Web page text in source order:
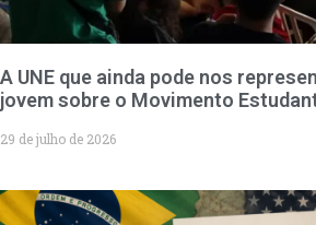
A UNE que ainda pode nos
jovem sobre o Movimento
29 de julho de 2026